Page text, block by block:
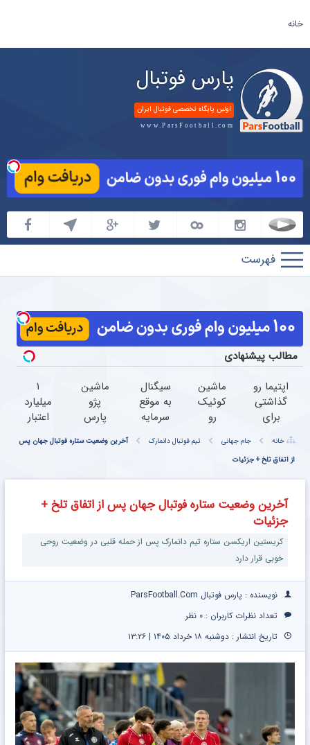
خانه
پارس فوتبال
اولین پایگاه تخصصی فوتبال ایران
www.ParsFootball.com
پارس
فوتبال
مطالب پیشنهادی
اپتیما رو
گذاشتی
برای
با
خودرو45
راحت و
بفروشش
ماشین
کوئیک
رو
بفروشی؟
بدون
در چند
بفروشش
سیگنال
به موقع
سرمایه
(رایگان
محدود)
ماشین
پژو
پارس
فروش
اینجا
بفروشش
۱
میلیارد
اعتبار
قسطی
ماهه
کن
خانه جام جهانی تیم فوتبال دانمارک
آخرین وضعیت ستاره فوتبال جهان پس
از اتفاق تلخ + جزئیات
آخرین وضعیت ستاره فوتبال جهان پس از اتفاق تلخ +
جزئیات
کریستین اریکسن ستاره تیم دانمارک پس از حمله قلبی در وضعیت روحی
خوبی قرار دارد
نویسنده : پارس فوتبال ParsFootball.Com
تعداد نظرات کاربران : ۰ نظر
تاریخ انتشار : دوشنبه ۱۸ خرداد ۱۴۰۵ | ۱۳:۲۶